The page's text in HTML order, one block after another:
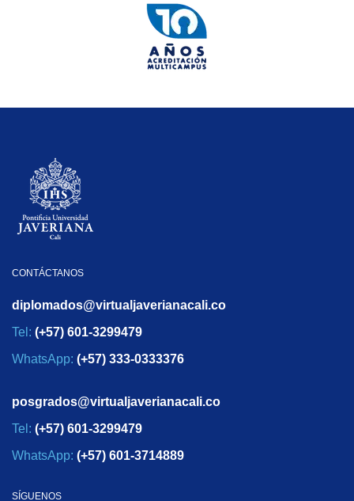
CONTÁCTANOS
diplomados@virtualjaverianacali.co
Tel: (+57) 601-3299479
WhatsApp: (+57) 333-0333376
posgrados@virtualjaverianacali.co
Tel: (+57) 601-3299479
WhatsApp: (+57) 601-3714889
SÍGUENOS